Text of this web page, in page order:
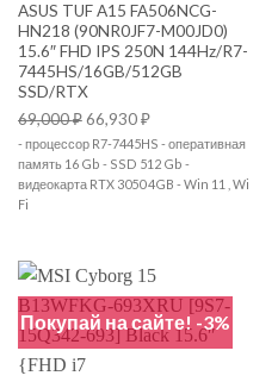
ASUS TUF A15 FA506NCG-
HN218 (90NR0JF7-M00JD0)
15.6″ FHD IPS 250N 144Hz/R7-
7445HS/16GB/512GB
SSD/RTX
69,000₽ 66,930₽
- процессор R7-7445HS - оперативная
память 16 Gb - SSD 512 Gb -
видеокарта RTX 3050 4GB - Win 11 , Wi
Fi
Покупай на сайте! -3%